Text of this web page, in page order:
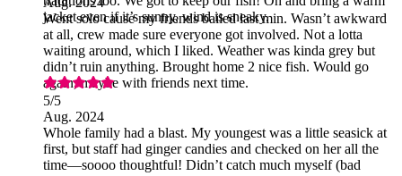
jacket even if it’s sunny, wind is sneaky.
Went solo cause my friends bailed last min. Wasn’t awkward
at all, crew made sure everyone got involved. Not a lotta
waiting around, which I liked. Weather was kinda grey but
didn’t ruin anything. Brought home 2 nice fish. Would go
again, maybe with friends next time.
5/5
Aug. 2024
Whole family had a blast. My youngest was a little seasick at
first, but staff had ginger candies and checked on her all the
time—soooo thoughtful! Didn’t catch much myself (bad